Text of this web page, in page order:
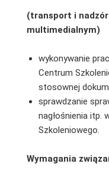
(transport i
multimedialnym)
wykonywanie
Centrum
stosownej
sprawdzanie
nagłośnienia itp.
Szkoleniowego.
Wymagania